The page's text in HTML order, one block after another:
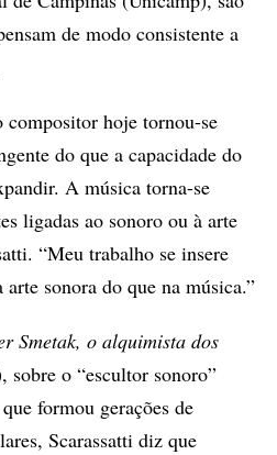
de modo consistente a
compositor hoje tornou-se
do que a capacidade do
A música torna-se
ligadas ao sonoro ou à arte
“Meu trabalho se insere
sonora do que na música.”
Smetak, o alquimista dos
sobre o “escultor sonoro”
formou gerações de
Scarassatti diz que